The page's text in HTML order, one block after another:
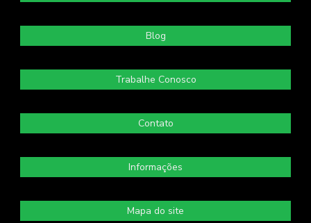
Blog
Trabalhe Conosco
Contato
Informações
Mapa do site